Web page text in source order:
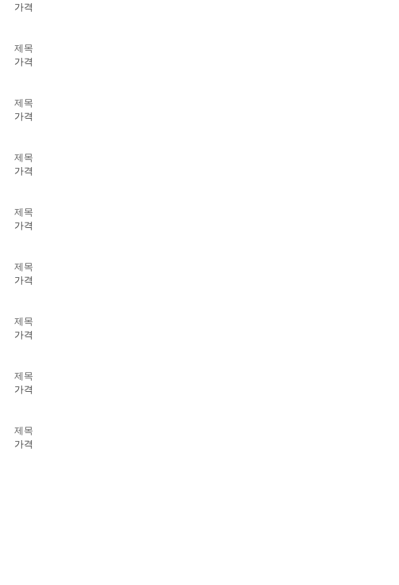
가격
제목
가격
제목
가격
제목
가격
제목
가격
제목
가격
제목
가격
제목
가격
제목
가격